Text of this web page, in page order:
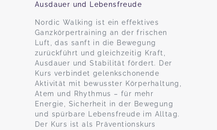
Ausdauer und Lebensfreude
Nordic Walking ist ein effektives
Ganzkörpertraining an der frischen
Luft, das sanft in die Bewegung
zurückführt und gleichzeitig Kraft,
Ausdauer und Stabilität fördert. Der
Kurs verbindet gelenkschonende
Aktivität mit bewusster Körperhaltung,
Atem und Rhythmus – für mehr
Energie, Sicherheit in der Bewegung
und spürbare Lebensfreude im Alltag.
Der Kurs ist als Präventionskurs